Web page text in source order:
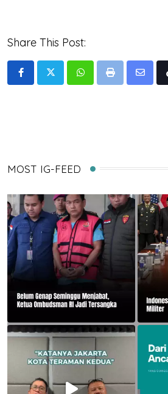
Share This Post:
WhatsappPrint
Share
MOST IG-FEED